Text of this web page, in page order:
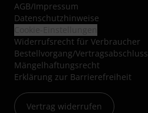
AGB/Impressum
Datenschutzhinweise
Widerrufsrecht für Verbraucher
Bestellvorgang/Vertragsabschluss
Mängelhaftungsrecht
Erklärung zur Barrierefreiheit
Vertrag widerrufen